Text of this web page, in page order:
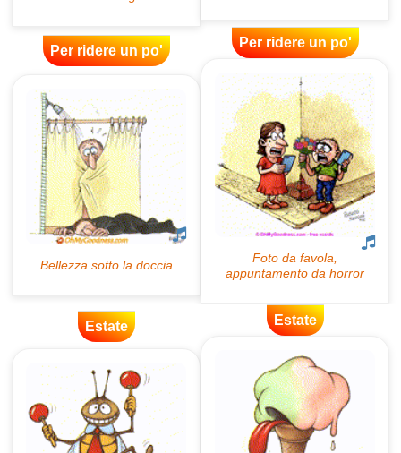
Per ridere un po'
Per ridere un po'
Estate Estate